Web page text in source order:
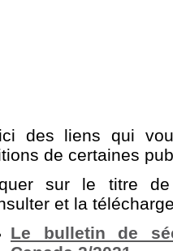
des liens qui
de certaines
sur le titre
et la
Le bulletin de